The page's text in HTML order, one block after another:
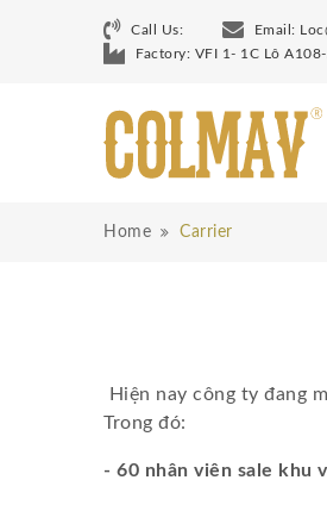
Call Us: Email:
Factory: VFI 1- 1C Lô
Home Carrier
Hiện nay công ty đang
Trong đó:
- 60 nhân viên sale khu